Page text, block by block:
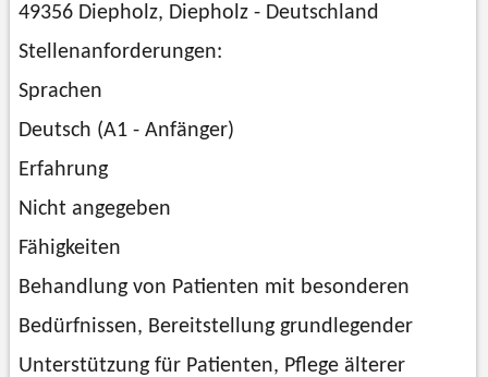
49356 Diepholz, Diepholz - Deutschland
Stellenanforderungen:
Sprachen
Deutsch (A1 - Anfänger)
Erfahrung
Nicht angegeben
Fähigkeiten
Behandlung von Patienten mit besonderen
Bedürfnissen, Bereitstellung grundlegender
Unterstützung für Patienten, Pflege älterer